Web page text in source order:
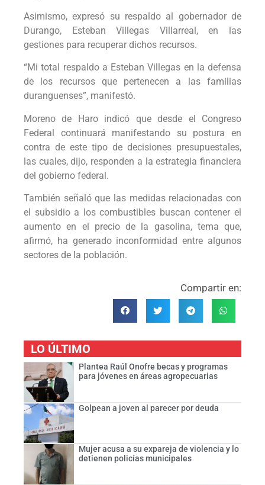
Asimismo, expresó su respaldo al gobernador de
Durango, Esteban Villegas Villarreal, en las
gestiones para recuperar dichos recursos.
“Mi total respaldo a Esteban Villegas en la defensa
de los recursos que pertenecen a las familias
duranguenses”, manifestó.
Moreno de Haro indicó que desde el Congreso
Federal continuará manifestando su postura en
contra de este tipo de decisiones presupuestales,
las cuales, dijo, responden a la estrategia financiera
del gobierno federal.
También señaló que las medidas relacionadas con
el subsidio a los combustibles buscan contener el
aumento en el precio de la gasolina, tema que,
afirmó, ha generado inconformidad entre algunos
sectores de la población.
Compartir en:
LO ÚLTIMO
Plantea Raúl Onofre becas y programas
para jóvenes en áreas agropecuarias
Golpean a joven al parecer por deuda
Mujer acusa a su expareja de violencia y lo
detienen policías municipales